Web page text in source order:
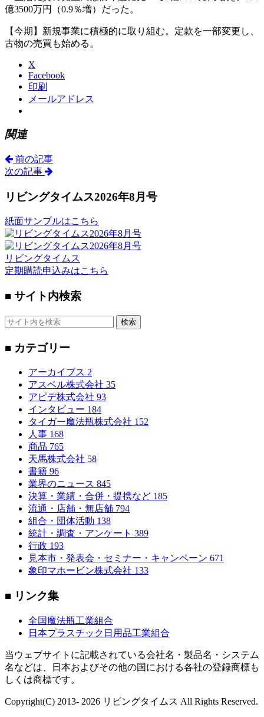
億3500万円（0.9％増）だった。
【今期】新規事業に積極的に取り組む。定款を一部変更し、
古物の売買も始める。
X
Facebook
印刷
メールアドレス
関連
前の記事
次の記事
リビングタイムス2026年8月号
紙面サンプルはこちら
リビングタイムス
定期購読申込みはこちら
■ サイト内検索
検索
■ カテゴリー
アーカイブス 2
アスベル株式会社 35
アピデ株式会社 93
インタビュー 184
タイガー魔法瓶株式会社 152
人事 168
商品 765
天馬株式会社 58
書籍 96
業界のニュース 845
決算・業績・合併・提携など 185
流通・店舗・無店舗 794
組合・団体活動 138
統計・調査・アンケート 389
行政 193
見本市・発表会・セミナー・キャンペーン 671
象印マホービン株式会社 133
■ リンク集
全国魔法瓶工業組合
日本プラスチック日用品工業組合
当ウェブサイトに記載されている会社名・製品名・システム
名などは、日本およびその他の国における各社の登録商標も
しくは商標です。
Copyright(C) 2013- 2026 リビングタイムス All Rights Reserved.